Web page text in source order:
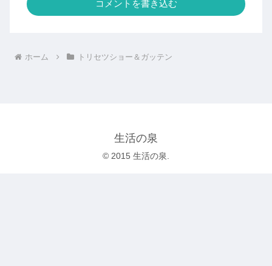
コメントを書き込む
ホーム トリセツショー＆ガッテン
生活の泉
© 2015 生活の泉.